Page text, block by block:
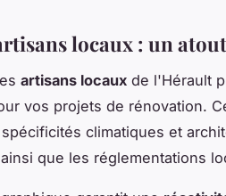
locaux : un
artisans locaux de l'Hérault
vos projets de rénovation.
climatiques et
que les réglementations